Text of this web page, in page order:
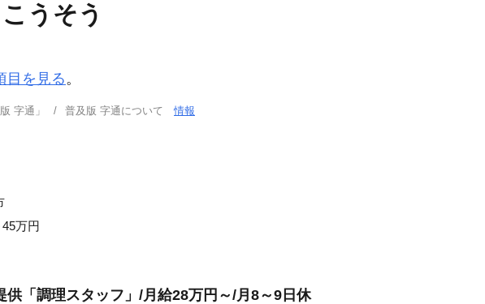
こうそう
目を見る。
字通」 普及版 字通について情報
万円
供「調理スタッフ」/月給28万円～/月8～9日休